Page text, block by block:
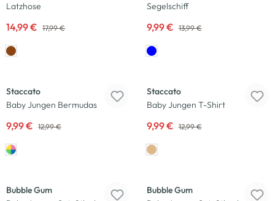
Latzhose
14,99 € 17,99 €
Segelschiff
9,99 € 13,99 €
Staccato
Baby Jungen Bermudas
9,99 € 12,99 €
Staccato
Baby Jungen T-Shirt
9,99 € 12,99 €
Bubble Gum
Bubble Gum